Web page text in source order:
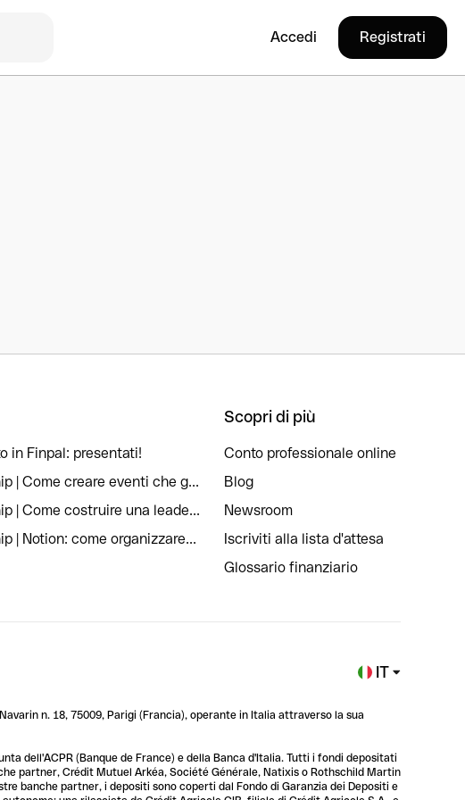
Accedi Registrati
in Finpal: presentati!
| Come creare eventi che g...
| Come costruire una leade...
| Notion: come organizzare...
Scopri di più
Conto professionale online
Blog
Newsroom
Iscriviti alla lista d'attesa
Glossario finanziario
IT
n. 18, 75009, Parigi (Francia), operante in Italia attraverso la sua
dell'ACPR (Banque de France) e della Banca d'Italia. Tutti i fondi depositati
partner, Crédit Mutuel Arkéa, Société Générale, Natixis o Rothschild Martin
banche partner, i depositi sono coperti dal Fondo di Garanzia dei Depositi e